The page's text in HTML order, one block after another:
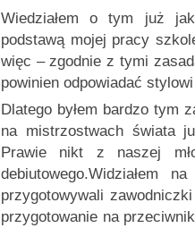
Wiedziałem o tym już
podstawą mojej pracy
więc – zgodnie z tymi
powinien odpowiadać
Dlatego byłem bardzo tym
na mistrzostwach świata
Prawie nikt z naszej
debiutowego.Widziałem
przygotowywali
przygotowanie na